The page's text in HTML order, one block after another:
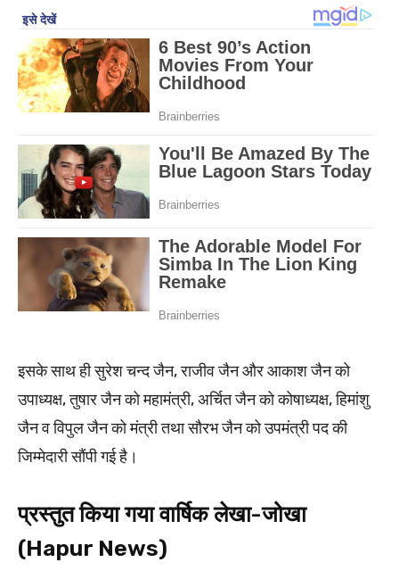
इसके साथ ही सुरेश चन्द जैन, राजीव जैन और आकाश जैन को
उपाध्यक्ष, तुषार जैन को महामंत्री, अर्चित जैन को कोषाध्यक्ष, हिमांशु
जैन व विपुल जैन को मंत्री तथा सौरभ जैन को उपमंत्री पद की
जिम्मेदारी सौंपी गई है।
प्रस्तुत किया गया वार्षिक लेखा-जोखा
(Hapur News)